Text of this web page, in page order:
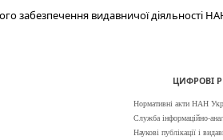
забезпечення видавничої діяльності
ЦИФРОВІ
Нормативні акти НАН
Служба інформаційно-
Наукові публікації і